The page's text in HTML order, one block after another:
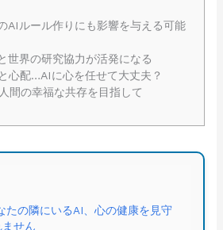
AIルール作りにも影響を与える可能
世界の研究協力が活発になる
心配…AIに心を任せて大丈夫？
間の幸福な共存を目指して
たの隣にいるAI、心の健康を見守
せん